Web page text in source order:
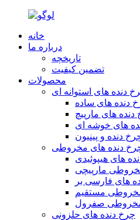
خانه
درباره ما
تاریخچه
تضمین کیفیت
محصولات
دنده های استوانه ای
دنده های ساده
دنده های مارپیچ
های خوشه ای
دنده و پینیون
دنده های مخروطی
های هیپوئیدی
مارپیچی
های فارسی بر
مستقیم
مخروطی صفرول
چرخ دنده های حلزونی